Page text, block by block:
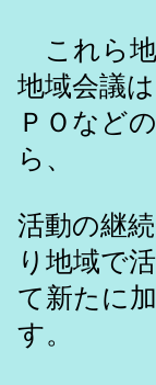
これら地
地域会議
ＰＯなど
ら、
活動の継
り地域で
て新たに
す。